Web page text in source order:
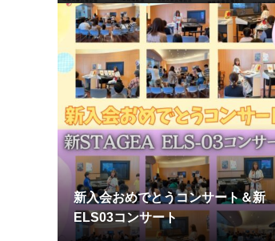
新入会おめでとうコンサート＆新
ELS03コンサート